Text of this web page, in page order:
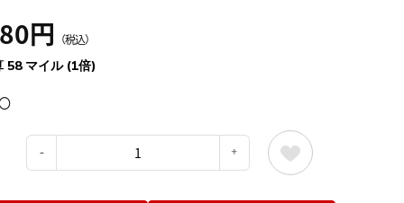
円 （税込）
58 マイル (1倍)